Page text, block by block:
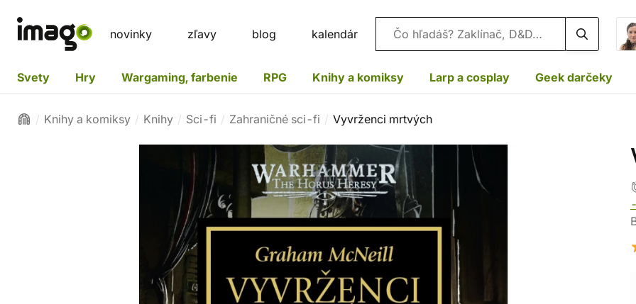
novinky zľavy blog kalendár Vyhľadávanie
Svety Hry Wargaming, farbenie RPG Knihy a komiksy Larp a cosplay Geek darčeky
Knihy a komiksy Knihy Sci-fi Zahraničné sci-fi Vyvrženci mrtvých